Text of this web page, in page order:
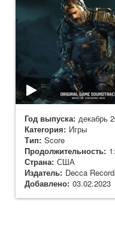
Год выпуска: декабрь
Категория: Игры
Тип: Score
Продолжительность:
Страна: США
Издатель: Decca
Добавлено: 03.02.2023